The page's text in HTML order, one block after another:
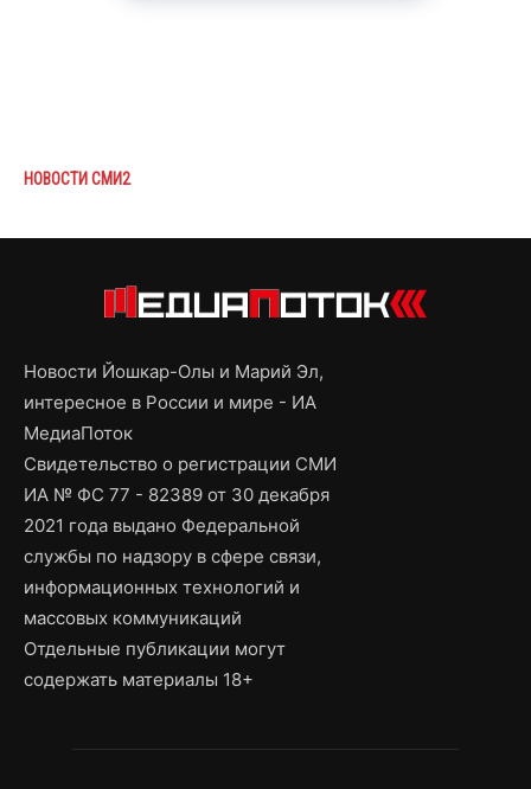
НОВОСТИ СМИ2
Новости Йошкар-Олы и Марий Эл,
интересное в России и мире - ИА
МедиаПоток
Свидетельство о регистрации СМИ
ИА № ФС 77 - 82389 от 30 декабря
2021 года выдано Федеральной
службы по надзору в сфере связи,
информационных технологий и
массовых коммуникаций
Отдельные публикации могут
содержать материалы 18+